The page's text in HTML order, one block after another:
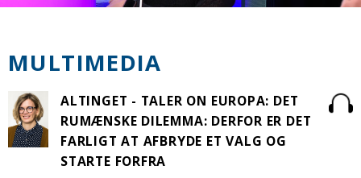
MULTIMEDIA
ALTINGET - TALER ON EUROPA: DET
RUMÆNSKE DILEMMA: DERFOR ER DET
FARLIGT AT AFBRYDE ET VALG OG
STARTE FORFRA